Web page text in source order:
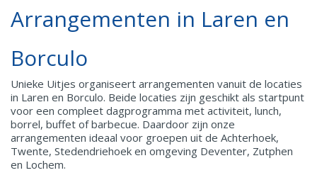
Arrangementen in Laren en
Borculo
Unieke Uitjes organiseert arrangementen vanuit de locaties
in Laren en Borculo. Beide locaties zijn geschikt als startpunt
voor een compleet dagprogramma met activiteit, lunch,
borrel, buffet of barbecue. Daardoor zijn onze
arrangementen ideaal voor groepen uit de Achterhoek,
Twente, Stedendriehoek en omgeving Deventer, Zutphen
en Lochem.